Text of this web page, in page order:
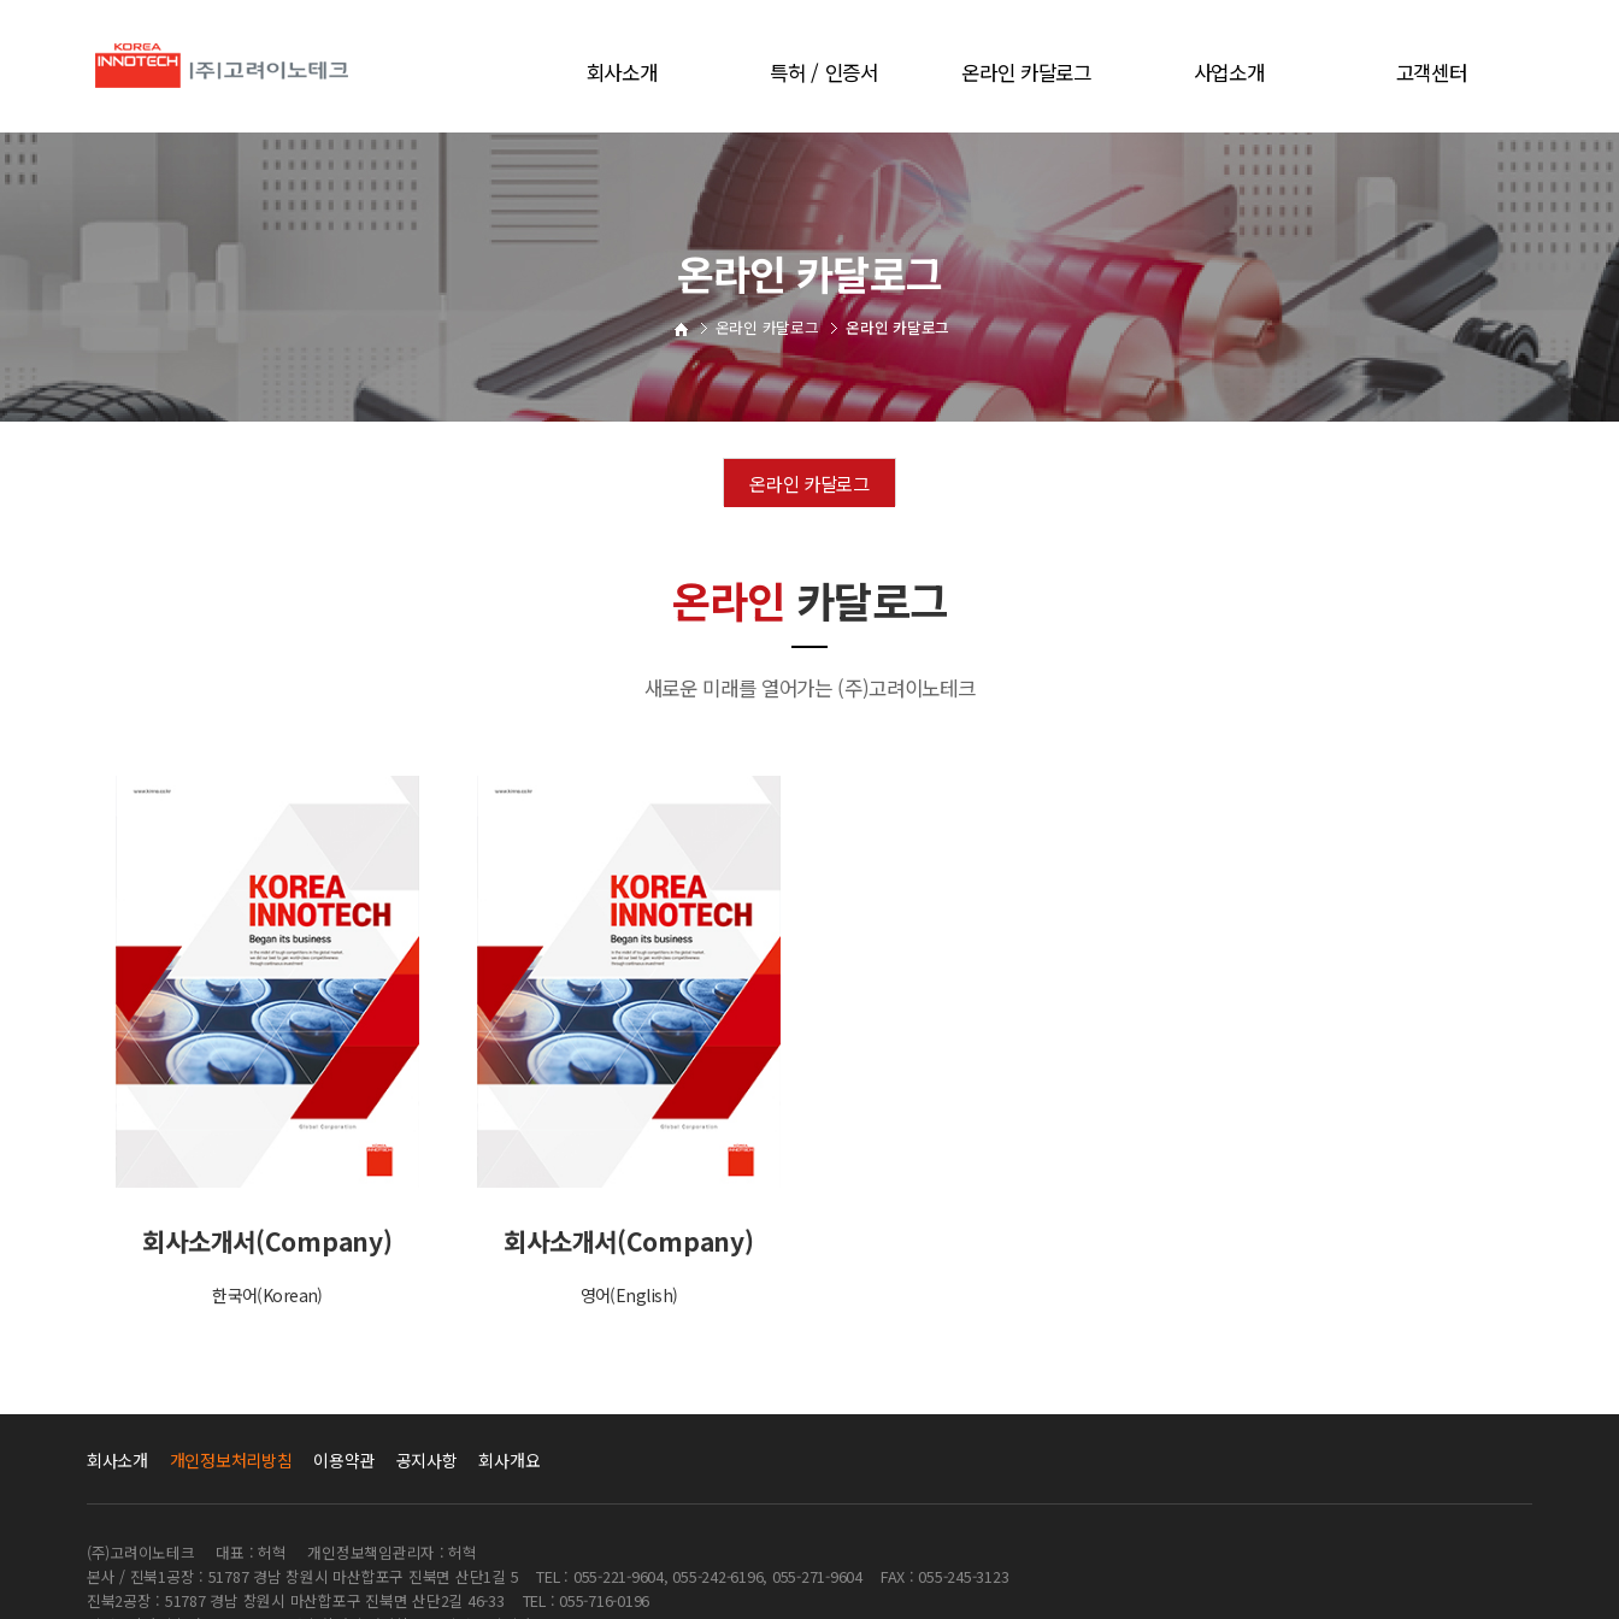
회사소개
CEO 인사말
회사개요
회사연혁
특허 / 인증서
특허 / 인증서
온라인 카달로그
온라인 카달로그
사업소개
전지소재
전자재료
고객센터
공지/뉴스
문의게시판
로그인
개인정보처리방침
서비스 이용약관
온라인 카달로그
온라인 카달로그 온라인 카달로그
온라인 카달로그
온라인 카달로그
새로운 미래를 열어가는 (주)고려이노테크
회사소개서(Company)
한국어(Korean)
회사소개서(Company)
영어(English)
회사소개 개인정보처리방침 이용약관 공지사항 회사개요
(주)고려이노테크 대표 : 허혁
개인정보책임관리자 : 허혁
본사 / 진북1공장 : 51787 경남 창원시 마산합포구 진북면 산단1길 5
TEL : 055-221-9604, 055-242-6196, 055-271-9604
FAX : 055-245-3123
진북2공장 : 51787 경남 창원시 마산합포구 진북면 산단2길 46-33
TEL : 055-716-0196